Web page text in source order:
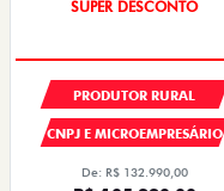
SUPER DESCONTO
PRODUTOR RURAL
CNPJ E MICROEMPRESÁRIO
De: R$ 132.990,00